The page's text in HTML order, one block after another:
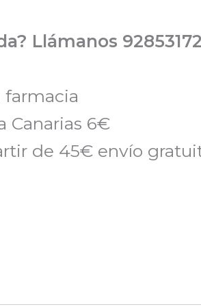
Llámanos
farmacia
Canarias 6€
de 45€ envío